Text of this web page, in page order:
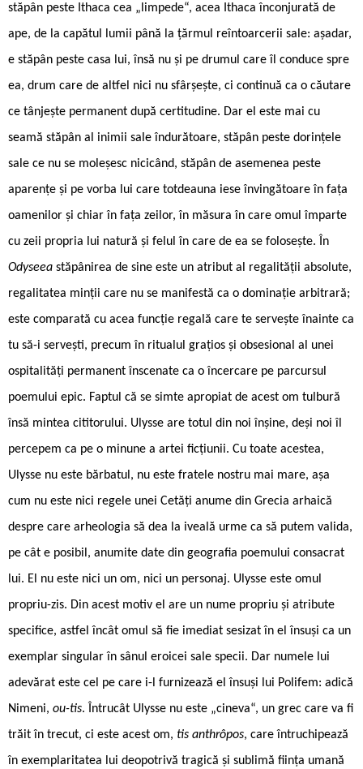
stăpân peste Ithaca cea „limpede“, acea Ithaca înconjurată de
ape, de la capătul lumii până la țărmul reîntoarcerii sale: așadar,
e stăpân peste casa lui, însă nu și pe drumul care îl conduce spre
ea, drum care de altfel nici nu sfârșește, ci continuă ca o căutare
ce tânjește permanent după certitudine. Dar el este mai cu
seamă stăpân al inimii sale îndurătoare, stăpân peste dorințele
sale ce nu se moleșesc nicicând, stăpân de asemenea peste
aparențe și pe vorba lui care totdeauna iese învingătoare în fața
oamenilor și chiar în fața zeilor, în măsura în care omul împarte
cu zeii propria lui natură și felul în care de ea se folosește. În
Odyseea stăpânirea de sine este un atribut al regalității absolute,
regalitatea minții care nu se manifestă ca o dominație arbitrară;
este comparată cu acea funcție regală care te servește înainte ca
tu să-i servești, precum în ritualul grațios și obsesional al unei
ospitalități permanent înscenate ca o încercare pe parcursul
poemului epic. Faptul că se simte apropiat de acest om tulbură
însă mintea cititorului. Ulysse are totul din noi înșine, deși noi îl
percepem ca pe o minune a artei ficțiunii. Cu toate acestea,
Ulysse nu este bărbatul, nu este fratele nostru mai mare, așa
cum nu este nici regele unei Cetăți anume din Grecia arhaică
despre care arheologia să dea la iveală urme ca să putem valida,
pe cât e posibil, anumite date din geografia poemului consacrat
lui. El nu este nici un om, nici un personaj. Ulysse este omul
propriu-zis. Din acest motiv el are un nume propriu și atribute
specifice, astfel încât omul să fie imediat sesizat în el însuși ca un
exemplar singular în sânul eroicei sale specii. Dar numele lui
adevărat este cel pe care i-l furnizează el însuși lui Polifem: adică
Nimeni, ou-tis. Întrucât Ulysse nu este „cineva“, un grec care va fi
trăit în trecut, ci este acest om, tis anthrôpos, care întruchipează
în exemplaritatea lui deopotrivă tragică și sublimă ființa umană